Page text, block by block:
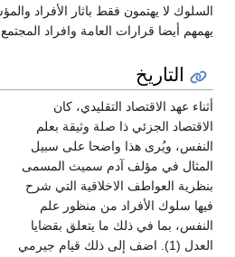
السلوك لا يهتمون فقط باثار الأفراد
يهمهم أيضا قرارات العامة وافراد
التاريخ
أثناء عهد الاقتصاد التقليدي، كان
الاقتصاد الجزئي ذا صلة وثيقة بعلم
النفس، ويُرى هذا واضحا على سبيل
المثال في مؤلف آدم سميث المسمى
بنظرية العواطف الاخلاقية التي شرح
فيها سلوك الأفراد من منظور علم
النفس، بما في ذلك ما يتعلق بقضايا
العدل (1). اضف إلى ذلك قيام جيرمي